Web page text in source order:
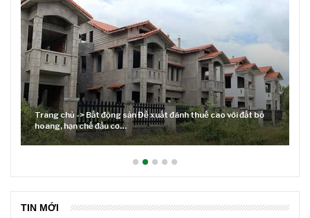
Trang chủ -> Bất động sản Đề xuất đánh thuế cao với đất bỏ
hoang, hạn chế đầu cơ…
TIN MỚI